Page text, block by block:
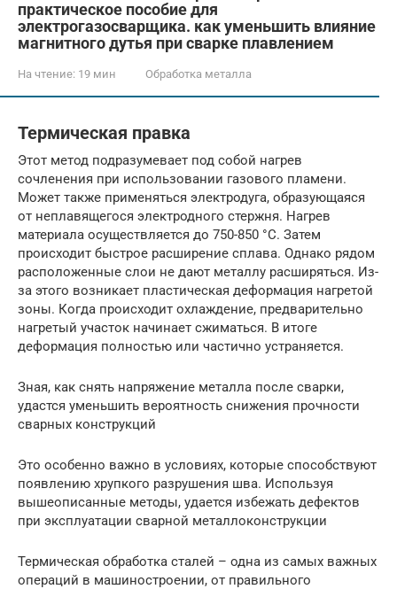
практическое пособие для
электрогазосварщика. как уменьшить влияние
магнитного дутья при сварке плавлением
На чтение: 19 мин Обработка металла
Термическая правка
Этот метод подразумевает под собой нагрев
сочленения при использовании газового пламени.
Может также применяться электродуга, образующаяся
от неплавящегося электродного стержня. Нагрев
материала осуществляется до 750-850 °C. Затем
происходит быстрое расширение сплава. Однако рядом
расположенные слои не дают металлу расширяться. Из-
за этого возникает пластическая деформация нагретой
зоны. Когда происходит охлаждение, предварительно
нагретый участок начинает сжиматься. В итоге
деформация полностью или частично устраняется.
Зная, как снять напряжение металла после сварки,
удастся уменьшить вероятность снижения прочности
сварных конструкций
Это особенно важно в условиях, которые способствуют
появлению хрупкого разрушения шва. Используя
вышеописанные методы, удается избежать дефектов
при эксплуатации сварной металлоконструкции
Термическая обработка сталей – одна из самых важных
операций в машиностроении, от правильного